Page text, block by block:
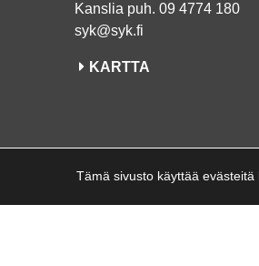
Kanslia puh. 09 4774 180
syk@syk.fi
KARTTA
Tämä sivusto käyttää